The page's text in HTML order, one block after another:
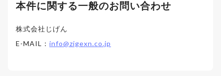
本件に関する一般のお問い合わせ
株式会社じげん
E-MAIL： info@zigexn.co.jp